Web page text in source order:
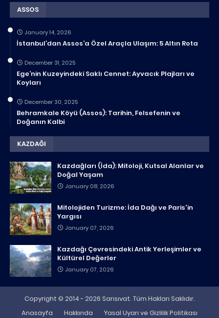
ASSOS
January 14, 2026
İstanbul’dan Assos’a Özel Araçla Ulaşım: 5 Altın Rota
December 31, 2025
Ege’nin Kuzeyindeki Saklı Cennet: Ayvacık Plajları ve
Koyları
December 30, 2025
Behramkale Köyü (Assos): Tarihin, Felsefenin ve
Doğanın Kalbi
KAZDAĞI
Kazdağları (İda): Mitoloji, Kutsal Alanlar ve
Doğal Yaşam
January 08, 2026
Mitolojiden Turizme: İda Dağı ve Paris'in
Yargısı
January 07, 2026
Kazdağı Çevresindeki Antik Yerleşimler ve
Kültürel Değerler
January 07, 2026
Copyright © 2014 - 2026 Sarısıvat. Tüm Hakları Saklıdır.
Anasayfa
Hakkında Yasal Uyarı ve Gizlilik Politikası